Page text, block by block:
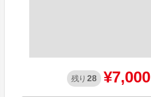
残り 28 ¥7,000